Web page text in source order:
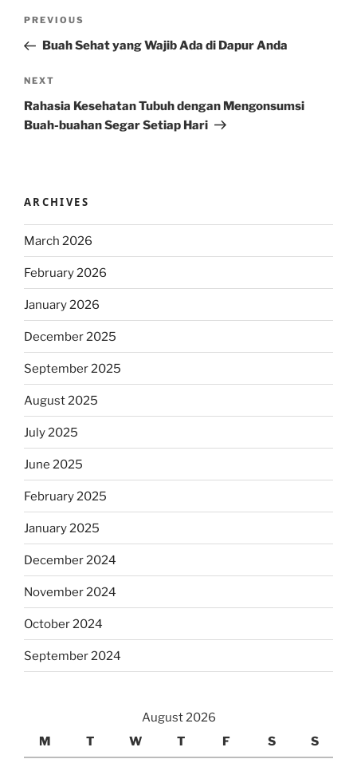
Previous
Post
PREVIOUS
Buah Sehat yang Wajib Ada di Dapur Anda
Next
Post
NEXT
Rahasia Kesehatan Tubuh dengan Mengonsumsi
Buah-buahan Segar Setiap Hari
ARCHIVES
March 2026
February 2026
January 2026
December 2025
September 2025
August 2025
July 2025
June 2025
February 2025
January 2025
December 2024
November 2024
October 2024
September 2024
August 2026
M
T W T F S S